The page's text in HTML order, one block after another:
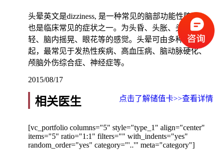
头晕英文是dizziness, 是一种常见的脑部功能性障碍，
也是临床常见的症状之一。为头昏、头胀、头重脚
轻、脑内摇晃、眼花等的感觉。头晕可由多种原因引
起，最常见于发热性疾病、高血压病、脑动脉硬化、
颅脑外伤综合症、神经症等。
2015/08/17
查看详情
点击了解储值卡>>
相关医生
[vc_portfolio columns="5" style="type_1" align="center"
items="5" ratio="1:1" filters="" with_indents="yes"
random_order="yes" category="'..'" meta="category"]